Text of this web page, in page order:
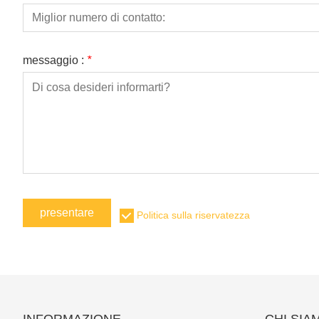
messaggio : *
presentare Politica sulla riservatezza